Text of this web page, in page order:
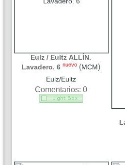
Eulz / Eultz ALLÍN.
Lavadero. 6 nuevo (MCM)
Eulz/Eultz
Comentarios: 0